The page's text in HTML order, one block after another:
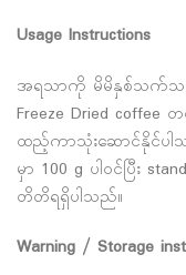
Usage Instructions
အရသာကို မိမိနှစ်သက်သလို
Freeze Dried coffee
ထည့်ကာသုံးဆောင်နိုင်ပါသ
မှာ 100 g ပါဝင်ပြီး
တိတိရရှိပါသည်။
Warning / Storage